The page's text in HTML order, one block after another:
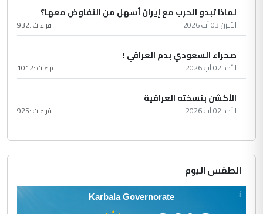
لماذا تبدو الحرب مع إيران أسهل من التفاوض معها؟
الأثنين 03 آب 2026 قراءات :932
صحراء السعودي بدم العراقي !
الأحد 02 آب 2026 قراءات :1012
الأكشن بنسخته العراقية
الأحد 02 آب 2026 قراءات :925
الطقس اليوم
Karbala Governorate